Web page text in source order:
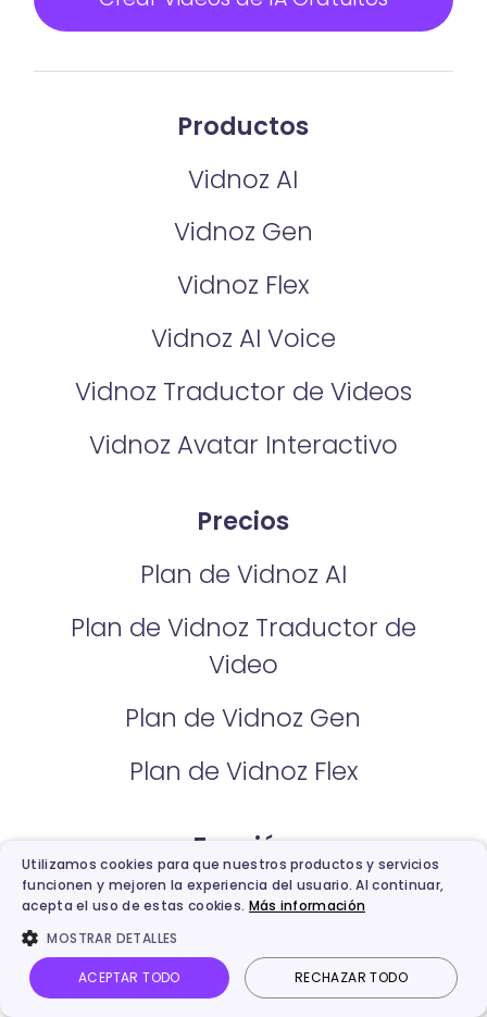
Productos
Vidnoz AI
Vidnoz Gen
Vidnoz Flex
Vidnoz AI Voice
Vidnoz Traductor de Videos
Vidnoz Avatar Interactivo
Precios
Plan de Vidnoz AI
Plan de Vidnoz Traductor de
Video
Plan de Vidnoz Gen
Plan de Vidnoz Flex
Función
Avatares de IA
Avatar Expresivo
Avatar de Producto IA
Utilizamos cookies para que nuestros productos y servicios
funcionen y mejoren la experiencia del usuario. Al continuar,
acepta el uso de estas cookies. Más información
MOSTRAR DETALLES
ACEPTAR TODO RECHAZAR TODO